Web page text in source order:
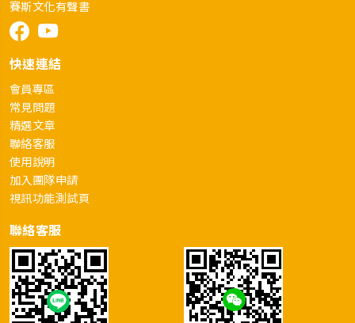
賽斯文化有聲書
快速連結
會員專區
常見問題
精選文章
聯絡客服
使用說明
加入團隊申請
視訊功能測試頁
聯絡客服